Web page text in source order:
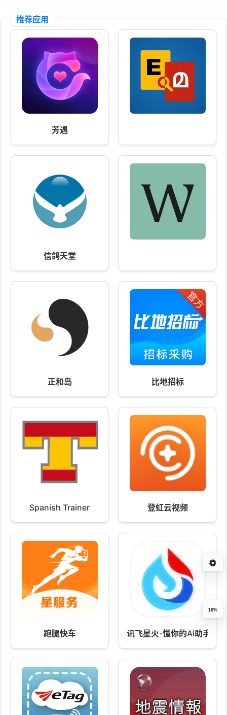
推荐应用
芳遇
信鸽天堂
正和岛 比地招标
Spanish Trainer 登虹云视频
跑腿快车 讯飞星火-懂你的AI助手
16%